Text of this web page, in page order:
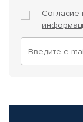
Согласие